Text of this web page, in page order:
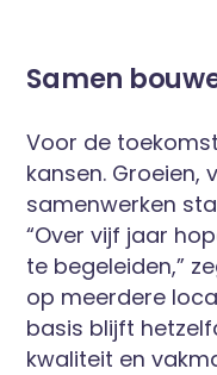
Samen
Voor de
kansen. Groeien,
samenwerken
“Over vijf jaar
te begeleiden,”
op meerdere
basis blijft
kwaliteit en